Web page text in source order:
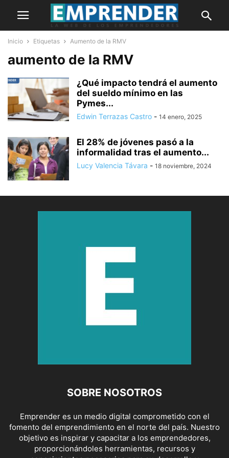
Inicio Etiquetas Aumento de la RMV
aumento de la RMV
¿Qué impacto tendrá el aumento
del sueldo mínimo en las
Pymes...
Edwin Terrazas Castro - 14 enero, 2025
El 28% de jóvenes pasó a la
informalidad tras el aumento...
Lucy Valencia Távara - 18 noviembre, 2024
SOBRE NOSOTROS
Emprender es un medio digital comprometido con el
fomento del emprendimiento en el norte del país. Nuestro
objetivo es inspirar y capacitar a los emprendedores,
proporcionándoles herramientas, recursos y